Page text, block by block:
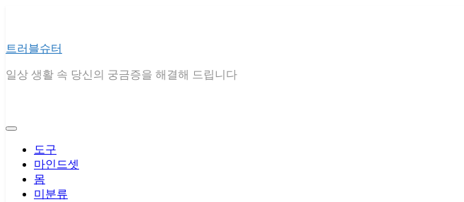
트러블슈터
일상 생활 속 당신의 궁금증을 해결해 드립니다
도구
마인드셋
몸
미분류